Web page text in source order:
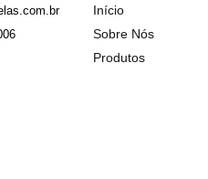
Início
Sobre Nós
Produtos